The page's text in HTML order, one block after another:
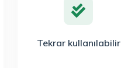
Tekrar kullanılabilir